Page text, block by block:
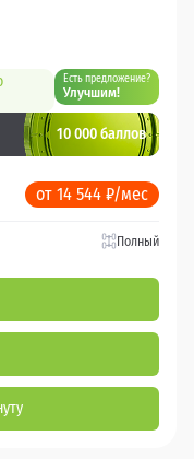
Есть предложение?
Улучшим!
10 000 баллов
от 14 544 ₽/мес
Полный